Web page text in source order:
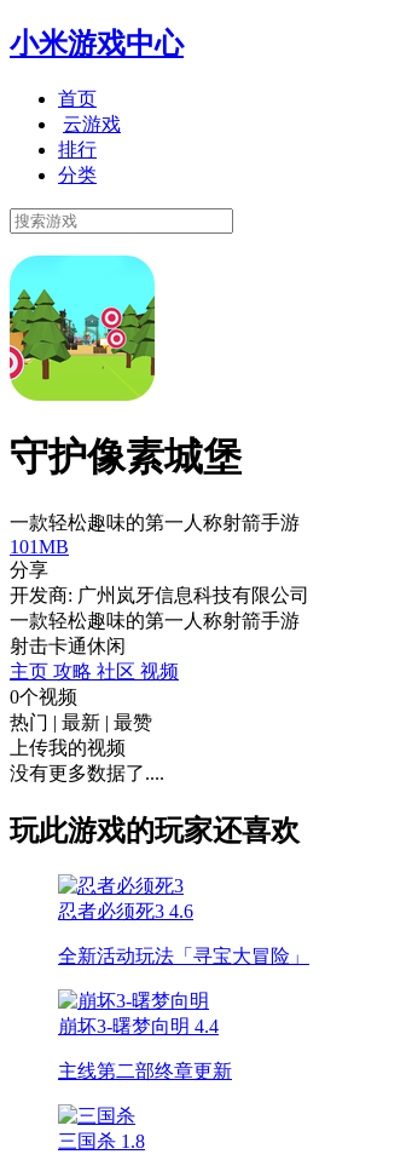
小米游戏中心
首页
云游戏
排行
分类
守护像素城堡
一款轻松趣味的第一人称射箭手游
101MB
分享
开发商: 广州岚牙信息科技有限公司
一款轻松趣味的第一人称射箭手游
射击卡通休闲
主页 攻略 社区 视频
0个视频
热门 | 最新 | 最赞
上传我的视频
没有更多数据了....
玩此游戏的玩家还喜欢
忍者必须死3 4.6
全新活动玩法「寻宝大冒险」
崩坏3-曙梦向明 4.4
主线第二部终章更新
三国杀 1.8